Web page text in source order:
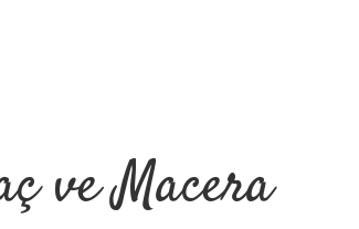
ve Macera